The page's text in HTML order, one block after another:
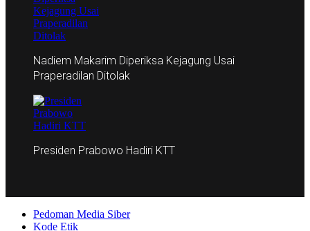
Nadiem Makarim Diperiksa Kejagung Usai
Praperadilan Ditolak
Presiden Prabowo Hadiri KTT
Pedoman Media Siber
Kode Etik